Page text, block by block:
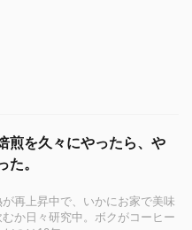
煎を久々にやったら、や
た。
再上昇中で、いかにお家で美味
むか日々研究中。ボクがコーヒー